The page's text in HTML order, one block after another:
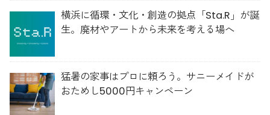
横浜に循環・文化・創造の拠点「Sta.R」が誕
生。廃材やアートから未来を考える場へ
猛暑の家事はプロに頼ろう。サニーメイドが
おためし5000円キャンペーン